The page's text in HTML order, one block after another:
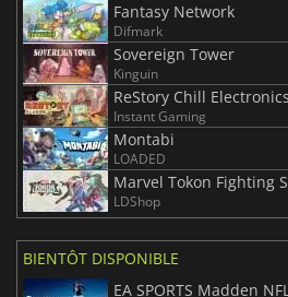
Fantasy Network
Difmark
Sovereign Tower
Kinguin
ReStory Chill
Instant Gaming
Montabi
LOADED
Marvel Tokon Fighting
LDShop
BIENTÔT DISPONIBLE
EA SPORTS Madden